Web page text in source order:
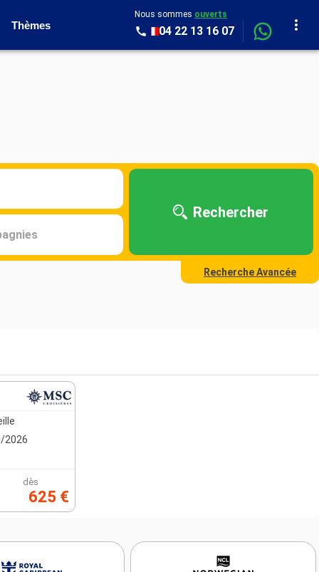
Thèmes
Nous sommes ouverts
04 22 13 16 07
Rechercher
Recherche Avancée
2026
dès
625 €